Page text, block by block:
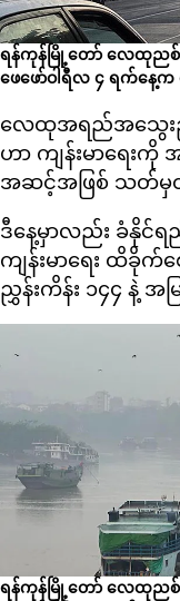
ရန်ကုန်မြို့တော် လေထုညစ်
ဖေဖော်ဝါရီလ ၄ ရက်နေ့က
လေထုအရည်အသွေးညွှ
ဟာ ကျန်းမာရေး
အဆင့်အဖြစ် သတ်မှတ်
ဒီနေ့မှာလည်း ခံနိုင်
ကျန်းမာရေး ထိခိုက်
ညွှန်းကိန်း ၁၄၄ နဲ့ အ
ရန်ကုန်မြို့တော် လေထုညစ်